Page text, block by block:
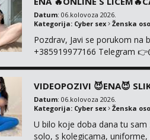
Datum: 06.kolovoza 2026.
Kategorija: Cyber sex Ženska
Pozdrav, Javi se porukom na
+385919977166 Telegram
NIŠTA UŽI...
VIDEOPOZIVI 😈ENA😈
Datum: 06.kolovoza 2026.
Kategorija: Cyber sex Ženska
U bilo koje doba dana tu
solo, s kolegicama,